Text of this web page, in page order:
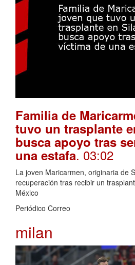
Familia de
tuvo un trasplante
busca apoyo tras
una estafa. 03:02
La joven Maricarmen, originaria de
recuperación tras recibir un
México
Periódico Correo
milan